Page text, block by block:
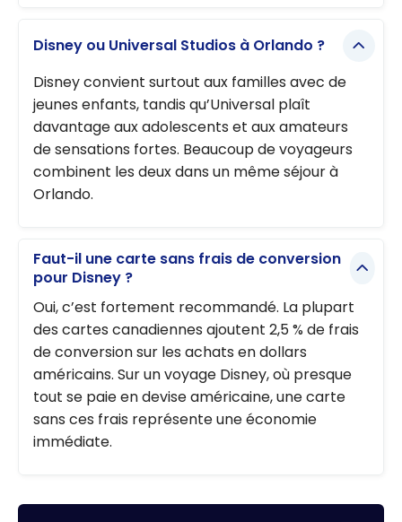
Disney ou Universal Studios à Orlando ?
Disney convient surtout aux familles avec de
jeunes enfants, tandis qu’Universal plaît
davantage aux adolescents et aux amateurs
de sensations fortes. Beaucoup de voyageurs
combinent les deux dans un même séjour à
Orlando.
Faut-il une carte sans frais de conversion
pour Disney ?
Oui, c’est fortement recommandé. La plupart
des cartes canadiennes ajoutent 2,5 % de frais
de conversion sur les achats en dollars
américains. Sur un voyage Disney, où presque
tout se paie en devise américaine, une carte
sans ces frais représente une économie
immédiate.